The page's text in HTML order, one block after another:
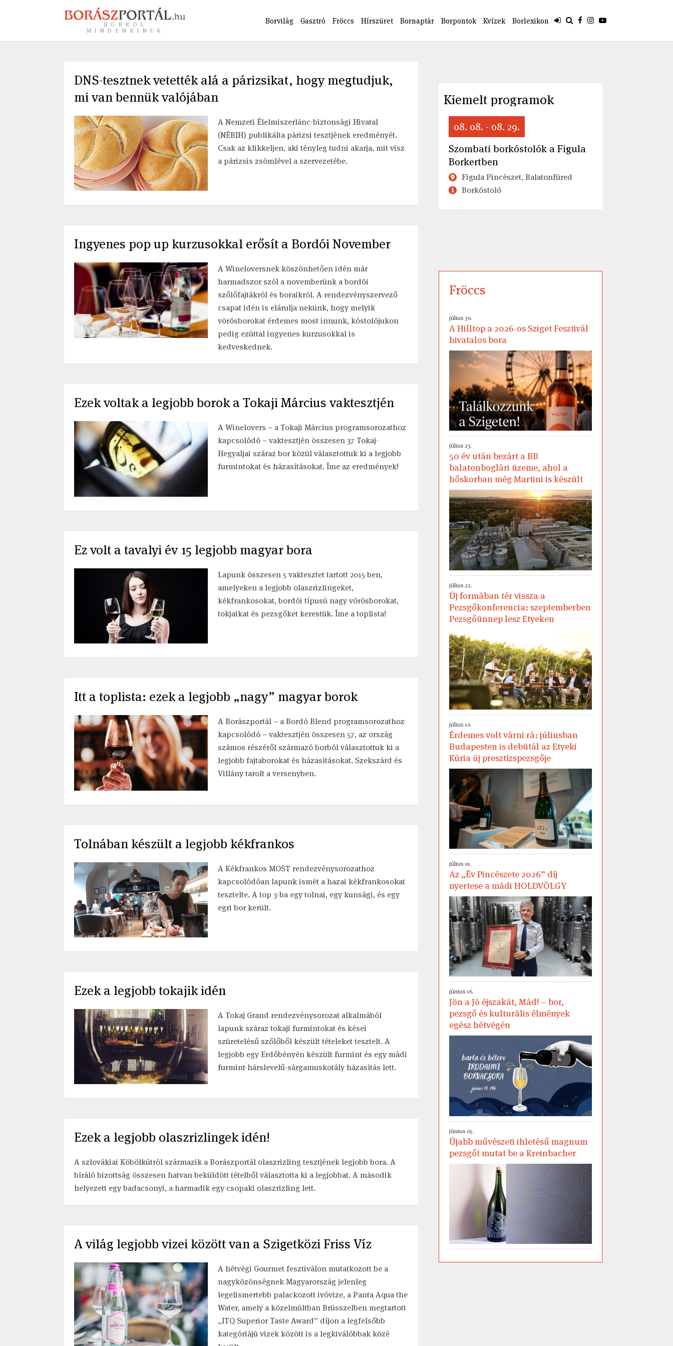
BORRÓL
MINDENKINEK
Borvilág Gasztró Fröccs Hírszüret Bornaptár Borpontok Kvízek Borlexikon
DNS-tesztnek vetették alá a párizsikat, hogy megtudjuk,
mi van bennük valójában
A Nemzeti Élelmiszerlánc-biztonsági Hivatal
(NÉBIH) publikálta párizsi tesztjének eredményét.
Csak az klikkeljen, aki tényleg tudni akarja, mit visz
a párizsis zsömlével a szervezetébe.
Ingyenes pop up kurzusokkal erősít a Bordói November
A Wineloversnek köszönhetően idén már
harmadszor szól a novemberünk a bordói
szőlőfajtákról és boraikról. A rendezvényszervező
csapat idén is elárulja nekünk, hogy melyik
vörösborokat érdemes most innunk, kóstolójukon
pedig ezúttal ingyenes kurzusokkal is
kedveskednek.
Ezek voltak a legjobb borok a Tokaji Március vaktesztjén
A Winelovers – a Tokaji Március programsorozathoz
kapcsolódó – vaktesztjén összesen 37 Tokaj-
Hegyaljai száraz bor közül választottuk ki a legjobb
furmintokat és házasításokat. Íme az eredmények!
Ez volt a tavalyi év 15 legjobb magyar bora
Lapunk összesen 5 vaktesztet tartott 2015-ben,
amelyeken a legjobb olaszrizlingeket,
kékfrankosokat, bordói típusú nagy vörösborokat,
tokjaikat és pezsgőket kerestük. Íme a toplista!
Itt a toplista: ezek a legjobb „nagy” magyar borok
A Borászportál – a Bordó Blend programsorozathoz
kapcsolódó – vaktesztjén összesen 57, az ország
számos részéről származó borból választottuk ki a
legjobb fajtaborokat és házasításokat. Szekszárd és
Villány tarolt a versenyben.
Tolnában készült a legjobb kékfrankos
A Kékfrankos MOST rendezvénysorozathoz
kapcsolódóan lapunk ismét a hazai kékfrankosokat
tesztelte. A top 3-ba egy tolnai, egy kunsági, és egy
egri bor került.
Ezek a legjobb tokajik idén
A Tokaj Grand rendezvénysorozat alkalmából
lapunk száraz tokaji furmintokat és kései
szüretelésű szőlőből készült tételeket tesztelt. A
legjobb egy Erdőbényén készült furmint és egy mádi
furmint-hárslevelű-sárgamuskotály házasítás lett.
Ezek a legjobb olaszrizlingek idén!
A szlovákiai Köbölkútról származik a Borászportál olaszrizling tesztjének legjobb bora. A
bíráló bizottság összesen hatvan beküldött tételből választotta ki a legjobbat. A második
helyezett egy badacsonyi, a harmadik egy csopaki olaszrizling lett.
A világ legjobb vizei között van a Szigetközi Friss Víz
A hétvégi Gourmet fesztiválon mutatkozott be a
nagyközönségnek Magyarország jelenleg
legelismertebb palackozott ivóvize, a Panta Aqua the
Water, amely a közelmúltban Brüsszelben megtartott
„ITQ Superior Taste Award” díjon a legfelsőbb
kategóriájú vizek között is a legkiválóbbak közé
Kiemelt programok
08. 08. - 08. 29.
Szombati borkóstolók a Figula
Borkertben
Figula Pincészet, Balatonfüred
Borkóstoló
Fröccs
július 30.
A Hilltop a 2026-os Sziget Fesztivál
hivatalos bora
július 23.
50 év után bezárt a BB
balatonboglári üzeme, ahol a
hőskorban még Martini is készült
július 22.
Új formában tér vissza a
Pezsgőkonferencia: szeptemberben
Pezsgőünnep lesz Etyeken
július 10.
Érdemes volt várni rá: júliusban
Budapesten is debütál az Etyeki
Kúria új presztízspezsgője
július 01.
Az „Év Pincészete 2026” díj
nyertese a mádi HOLDVÖLGY
június 16.
Jön a Jó éjszakát, Mád! – bor,
pezsgő és kulturális élmények
egész hétvégén
június 05.
Újabb művészeti ihletésű magnum
pezsgőt mutat be a Kreinbacher